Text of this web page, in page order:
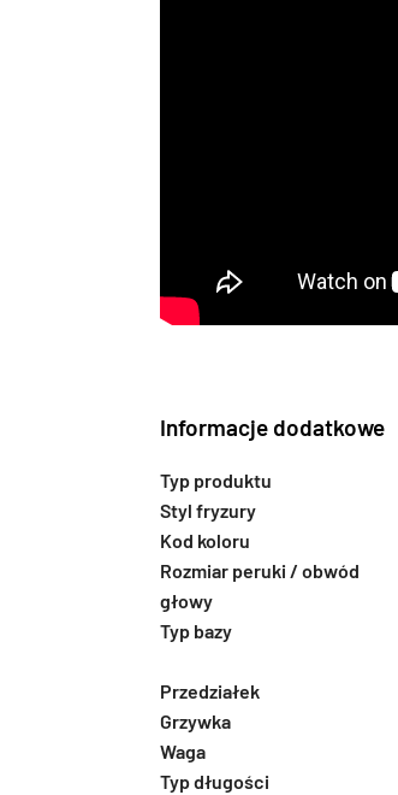
Informacje dodatkowe
Typ produktu
Styl fryzury
Kod koloru
Rozmiar peruki / obwód
głowy
Typ bazy
Przedziałek
Grzywka
Waga
Typ długości